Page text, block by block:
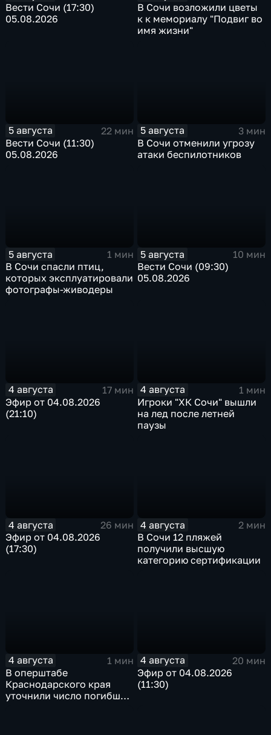
Вести Сочи (17:30)
05.08.2026
В Сочи возложили цветы
к к мемориалу "Подвиг во
имя жизни"
5 августа
22 мин
Вести Сочи (11:30)
05.08.2026
5 августа
3 мин
В Сочи отменили угрозу
атаки беспилотников
5 августа
1 мин
В Сочи спасли птиц,
которых эксплуатировали
фотографы-живодеры
5 августа
10 мин
Вести Сочи (09:30)
05.08.2026
4 августа
17 мин
Эфир от 04.08.2026
(21:10)
4 августа
1 мин
Игроки "ХК Сочи" вышли
на лед после летней
паузы
4 августа
26 мин
Эфир от 04.08.2026
(17:30)
4 августа
2 мин
В Сочи 12 пляжей
получили высшую
категорию сертификации
4 августа
1 мин
В оперштабе
Краснодарского края
уточнили число погибших
4 августа
20 мин
Эфир от 04.08.2026
(11:30)